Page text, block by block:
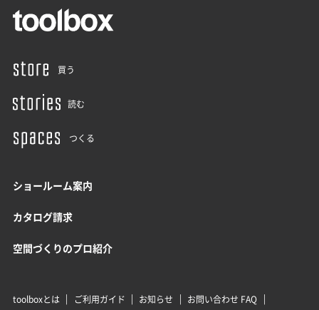
買う
読む
つくる
ショールーム案内
カタログ請求
空間づくりのプロ紹介
toolboxとは ご利用ガイド お知らせ
お問い合わせ FAQ